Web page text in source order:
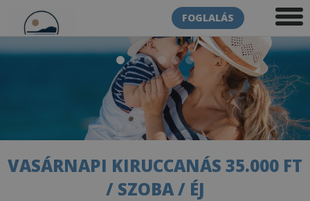
FOGLALÁS
VASÁRNAPI KIRUCCANÁS 35.000 FT
/ SZOBA / ÉJ